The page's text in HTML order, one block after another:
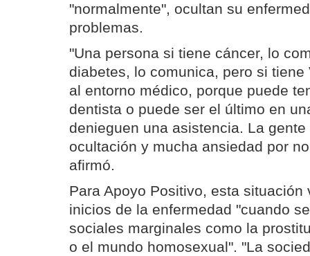
"normalmente", ocultan su
problemas.
"Una persona si tiene cáncer, lo
diabetes, lo comunica, pero si
al entorno médico, porque puede
dentista o puede ser el último en
denieguen una asistencia. La
ocultación y mucha ansiedad por
afirmó.
Para Apoyo Positivo, esta situación
inicios de la enfermedad "cuando
sociales marginales como la
o el mundo homosexual". "La